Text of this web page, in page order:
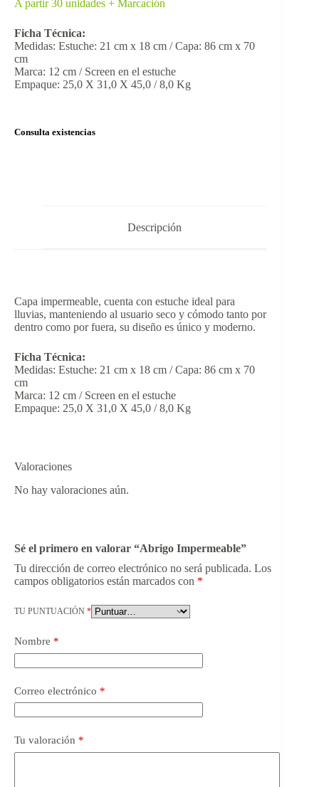
A partir 30 unidades + Marcación
Ficha Técnica:
Medidas: Estuche: 21 cm x 18 cm / Capa: 86 cm x 70
cm
Marca: 12 cm / Screen en el estuche
Empaque: 25,0 X 31,0 X 45,0 / 8,0 Kg
Consulta existencias
Descripción
Capa impermeable, cuenta con estuche ideal para
lluvias, manteniendo al usuario seco y cómodo tanto por
dentro como por fuera, su diseño es único y moderno.
Ficha Técnica:
Medidas: Estuche: 21 cm x 18 cm / Capa: 86 cm x 70
cm
Marca: 12 cm / Screen en el estuche
Empaque: 25,0 X 31,0 X 45,0 / 8,0 Kg
Valoraciones
No hay valoraciones aún.
Sé el primero en valorar “Abrigo Impermeable”
Tu dirección de correo electrónico no será publicada. Los
campos obligatorios están marcados con *
TU PUNTUACIÓN *
Nombre *
Correo electrónico *
Tu valoración *